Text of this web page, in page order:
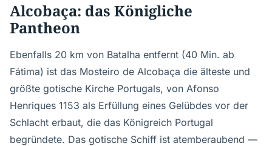
Alcobaça: das Königliche
Pantheon
Ebenfalls 20 km von Batalha entfernt (40 Min. ab
Fátima) ist das Mosteiro de Alcobaça die älteste und
größte gotische Kirche Portugals, von Afonso
Henriques 1153 als Erfüllung eines Gelübdes vor der
Schlacht erbaut, die das Königreich Portugal
begründete. Das gotische Schiff ist atemberaubend —